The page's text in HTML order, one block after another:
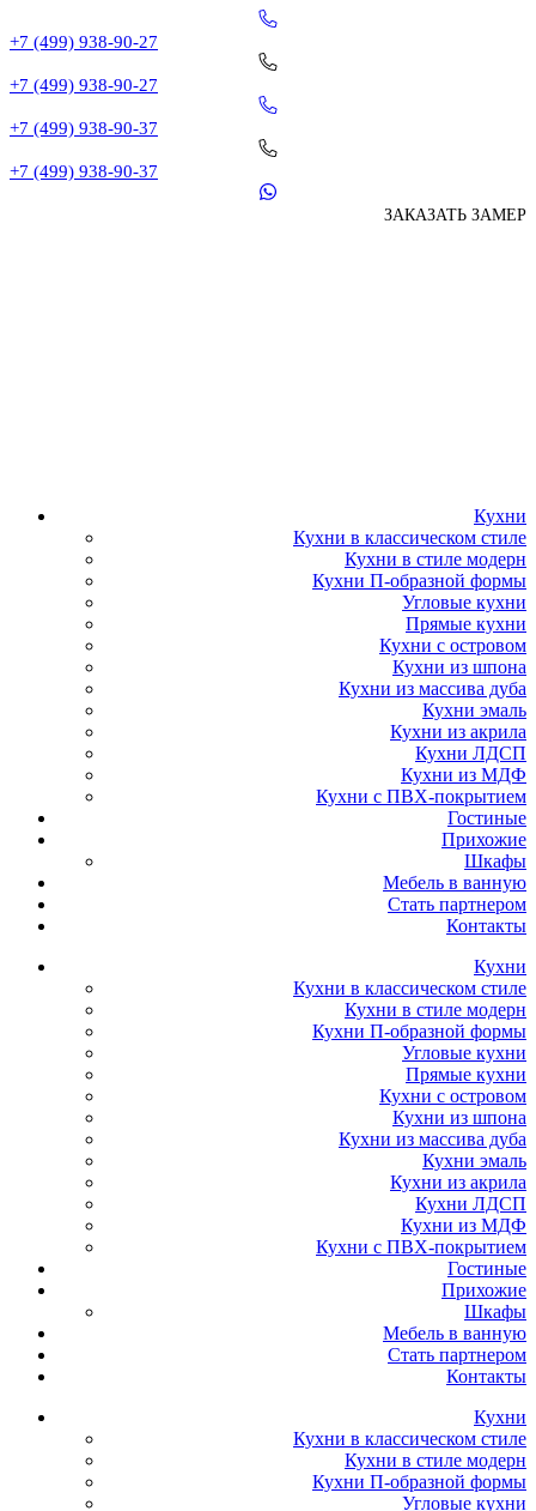
+7 (499) 938-90-27
+7 (499) 938-90-27
+7 (499) 938-90-37
+7 (499) 938-90-37
ЗАКАЗАТЬ ЗАМЕР
Кухни
Кухни в классическом стиле
Кухни в стиле модерн
Кухни П-образной формы
Угловые кухни
Прямые кухни
Кухни с островом
Кухни из шпона
Кухни из массива дуба
Кухни эмаль
Кухни из акрила
Кухни ЛДСП
Кухни из МДФ
Кухни с ПВХ-покрытием
Гостиные
Прихожие
Шкафы
Мебель в ванную
Стать партнером
Контакты
Кухни
Кухни в классическом стиле
Кухни в стиле модерн
Кухни П-образной формы
Угловые кухни
Прямые кухни
Кухни с островом
Кухни из шпона
Кухни из массива дуба
Кухни эмаль
Кухни из акрила
Кухни ЛДСП
Кухни из МДФ
Кухни с ПВХ-покрытием
Гостиные
Прихожие
Шкафы
Мебель в ванную
Стать партнером
Контакты
Кухни
Кухни в классическом стиле
Кухни в стиле модерн
Кухни П-образной формы
Угловые кухни